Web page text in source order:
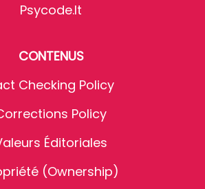
Psycode.it
CONTENUS
Checking Policy
Policy
Éditoriales
(Ownership)